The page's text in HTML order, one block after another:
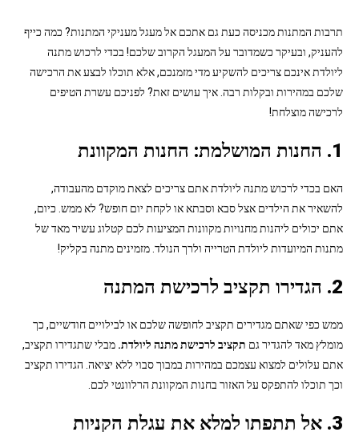
תרבות המתנות מכניסה כעת גם אתכם אל מעגל מעניקי המתנות? כמה כייף
להעניק, ובעיקר כשמדובר על המעגל הקרוב שלכם! בכדי לרכוש מתנה
ליולדת אינכם צריכים להשקיע מדי מזמנכם, אלא תוכלו לבצע את הרכישה
שלכם במהירות ובקלות רבה. איך עושים זאת? לפניכם עשרת הטיפים
לרכישה מוצלחת!
1. החנות המושלמת: החנות המקוונת
האם בכדי לרכוש מתנה ליולדת אתם צריכים לצאת מוקדם מהעבודה,
להשאיר את הילדים אצל סבא וסבתא או לקחת יום חופש? לא ממש. כיום,
אתם יכולים ליהנות מחנויות מקוונות המציעות לכם קטלוג עשיר מאד של
מתנות המיועדות ליולדת הטרייה ולרך הנולד. מזמינים מתנה בקליק!
2. הגדירו תקציב לרכישת המתנה
ממש כפי שאתם מגדירים תקציב לחופשה שלכם או לבילויים חודשיים, כך
מומלץ מאד להגדיר גם תקציב לרכישת מתנה ליולדת. מבלי שתגדירו תקציב,
אתם עלולים למצוא עצמכם במהירות במבוך סבוי ללא יציאה. הגדירו תקציב
וכך תוכלו להתפקס על האזור בחנות המקוונת הרלוונטי לכם.
3. אל תתפתו למלא את עגלת הקניות